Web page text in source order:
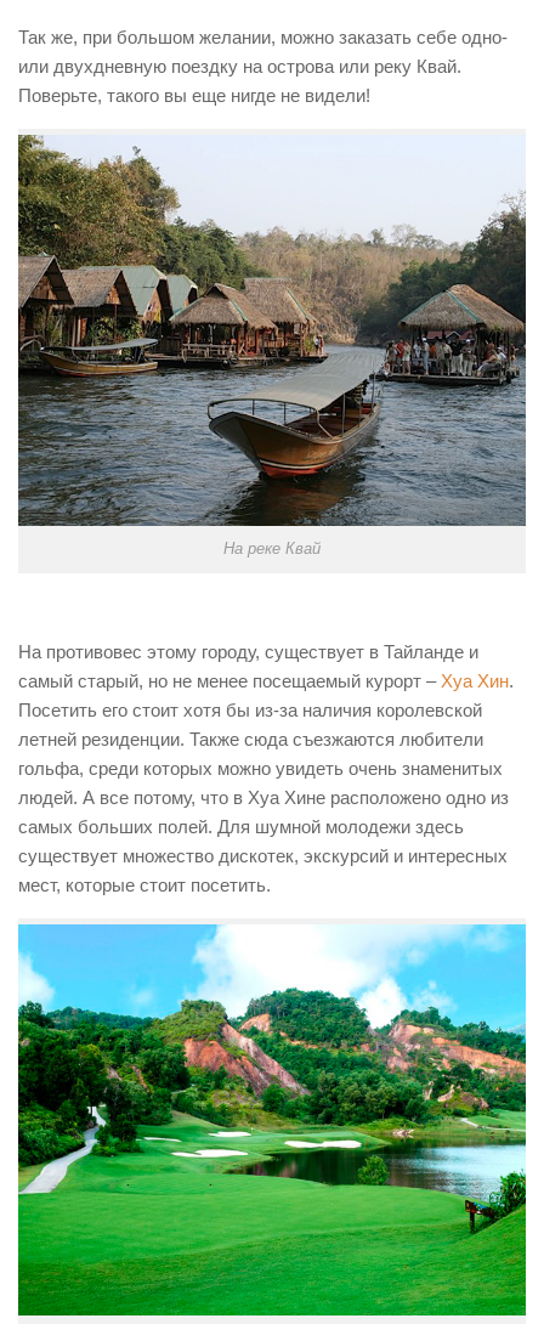
Так же, при большом желании, можно заказать себе одно-
или двухдневную поездку на острова или реку Квай.
Поверьте, такого вы еще нигде не видели!
На реке Квай
На противовес этому городу, существует в Тайланде и
самый старый, но не менее посещаемый курорт –Хуа Хин.
Посетить его стоит хотя бы из-за наличия королевской
летней резиденции. Также сюда съезжаются любители
гольфа, среди которых можно увидеть очень знаменитых
людей. А все потому, что в Хуа Хине расположено одно из
самых больших полей. Для шумной молодежи здесь
существует множество дискотек, экскурсий и интересных
мест, которые стоит посетить.